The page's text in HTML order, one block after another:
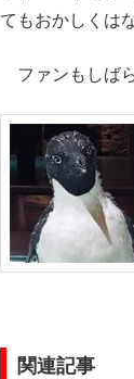
てもおかしくは
ファンもしば
関連記事